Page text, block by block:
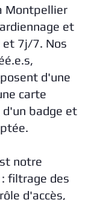
Montpellier
et
7j/7. Nos
d'une
carte
badge et
notre
filtrage des
d'accès,